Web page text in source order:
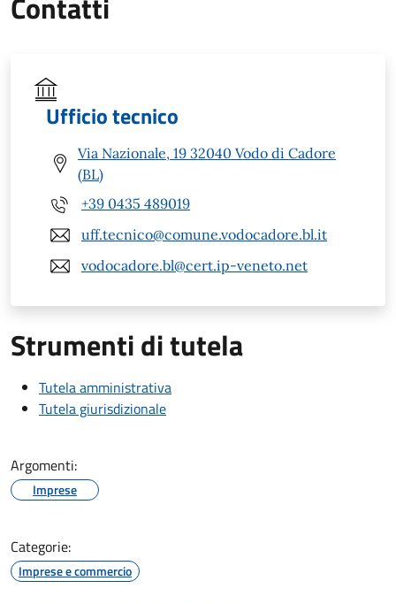
Ufficio tecnico
Via Nazionale, 19 32040 Vodo di Cadore
(BL)
+39 0435 489019
uff.tecnico@comune.vodocadore.bl.it
vodocadore.bl@cert.ip-veneto.net
Strumenti di tutela
Tutela amministrativa
Tutela giurisdizionale
Argomenti:
Imprese
Categorie:
Imprese e commercio